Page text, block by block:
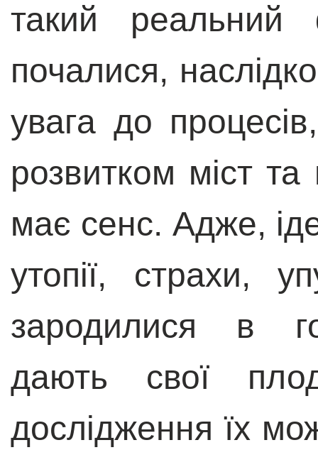
такий
почалися,
увага до
розвитком міст
має сенс. Адже,
утопії, страхи,
зародилися в
дають свої
дослідження їх